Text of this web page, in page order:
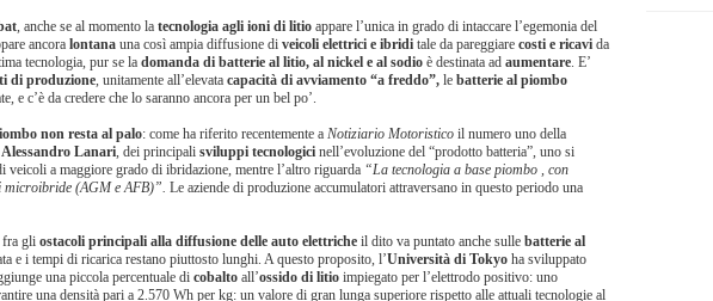
, anche se al momento la tecnologia agli ioni di litio appare l’unica in grado di intaccare l’egemonia del
ancora lontana una così ampia diffusione di veicoli elettrici e ibridi tale da pareggiare costi e ricavi da
tecnologia, pur se la domanda di batterie al litio, al nickel e al sodio è destinata ad aumentare. E’
di produzione, unitamente all’elevata capacità di avviamento “a freddo”, le batterie al piombo
e c’è da credere che lo saranno ancora per un bel po’.
non resta al palo: come ha riferito recentemente a Notiziario Motoristico il numero uno della
Alessandro Lanari, dei principali sviluppi tecnologici nell’evoluzione del “prodotto batteria”, uno si
veicoli a maggiore grado di ibridazione, mentre l’altro riguarda “La tecnologia a base piombo , con
(AGM e AFB)”. Le aziende di produzione accumulatori attraversano in questo periodo una
fra gli ostacoli principali alla diffusione delle auto elettriche il dito va puntato anche sulle batterie al
e i tempi di ricarica restano piuttosto lunghi. A questo proposito, l’Università di Tokyo ha sviluppato
una piccola percentuale di cobalto all’ossido di litio impiegato per l’elettrodo positivo: uno
una densità pari a 2.570 Wh per kg: un valore di gran lunga superiore rispetto alle attuali tecnologie al